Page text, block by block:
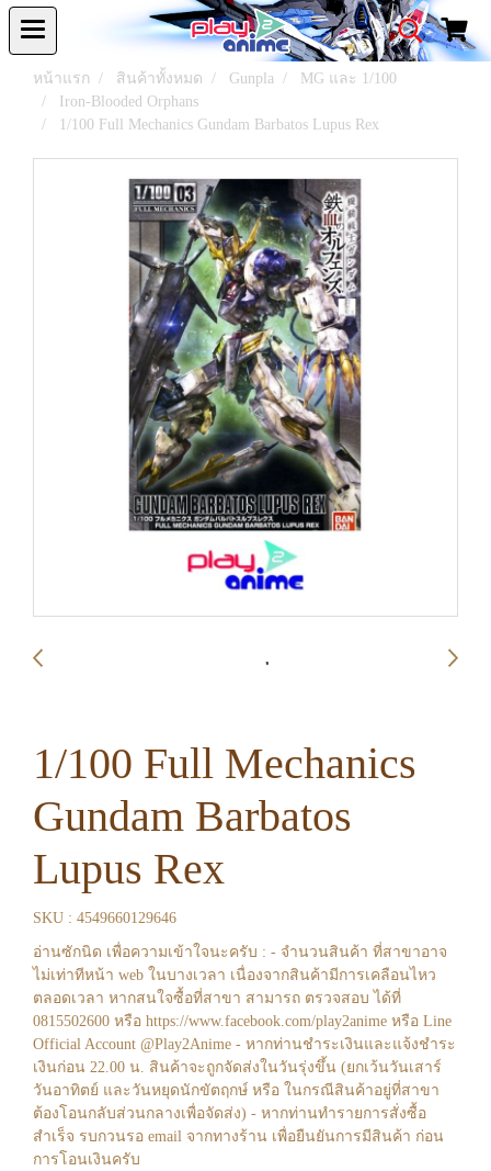
หน้าแรก สินค้าทั้งหมด Gunpla
MG และ 1/100
Iron-Blooded Orphans
1/100 Full Mechanics Gundam Barbatos Lupus Rex
1/100 Full Mechanics
Gundam Barbatos
Lupus Rex
SKU : 4549660129646
อ่านซักนิด เพื่อความเข้าใจนะครับ : - จำนวนสินค้า ที่สาขาอาจ
ไม่เท่าทีหน้า web ในบางเวลา เนื่องจากสินค้ามีการเคลือนไหว
ตลอดเวลา หากสนใจซื้อที่สาขา สามารถ ตรวจสอบ ได้ที่
0815502600 หรือ https://www.facebook.com/play2anime หรือ Line
Official Account @Play2Anime - หากท่านชำระเงินและแจ้งชำระ
เงินก่อน 22.00 น. สินค้าจะถูกจัดส่งในวันรุ่งขึ้น (ยกเว้นวันเสาร์
วันอาทิตย์ และวันหยุดนักขัตฤกษ์ หรือ ในกรณีสินค้าอยู่ที่สาขา
ต้องโอนกลับส่วนกลางเพื่อจัดส่ง) - หากท่านทำรายการสั่งซื้อ
สำเร็จ รบกวนรอ email จากทางร้าน เพื่อยืนยันการมีสินค้า ก่อน
การโอนเงินครับ